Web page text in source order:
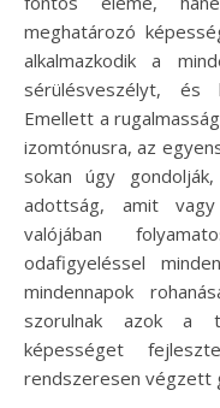
meghatározó
alkalmazkodik a
sérülésveszélyt, és
Emellett a
izomtónusra, az
sokan úgy
adottság, amit
valójában
odafigyeléssel
mindennapok
szorulnak azok a
képességet
rendszeresen végzett